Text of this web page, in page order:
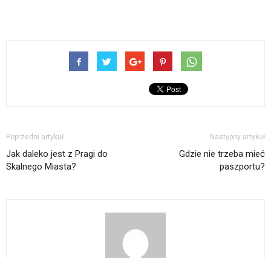
Poprzedni artykuł
Jak daleko jest z Pragi do
Skalnego Miasta?
Następny artykuł
Gdzie nie trzeba mieć
paszportu?